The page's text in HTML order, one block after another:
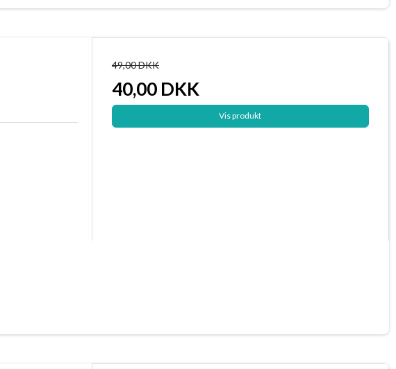
49,00 DKK
40,00 DKK
Vis produkt